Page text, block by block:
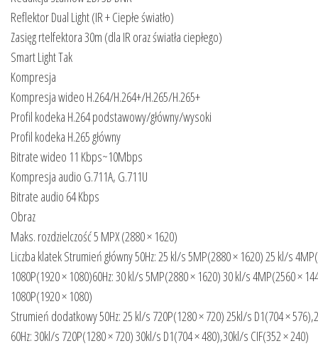
Reflektor Dual Light (IR + Ciepłe światło)
Zasięg rtelfektora 30m (dla IR oraz światła ciepłego)
Smart Light Tak
Kompresja
Kompresja wideo H.264/H.264+/H.265/H.265+
Profil kodeka H.264 podstawowy/główny/wysoki
Profil kodeka H.265 główny
Bitrate wideo 11 Kbps~10Mbps
Kompresja audio G.711A, G.711U
Bitrate audio 64 Kbps
Obraz
Maks. rozdzielczość 5 MPX (2880 × 1620)
Liczba klatek Strumień główny 50Hz: 25 kl/s 5MP(2880 × 1620) 25 kl/s
1080P(1920 × 1080)60Hz: 30 kl/s 5MP(2880 × 1620) 30 kl/s 4MP(2560 ×
1080P(1920 × 1080)
Strumień dodatkowy 50Hz: 25 kl/s 720P(1280 × 720) 25kl/s D1(704 ×
60Hz: 30kl/s 720P(1280 × 720) 30kl/s D1(704 × 480),30kl/s CIF(352 × 240)